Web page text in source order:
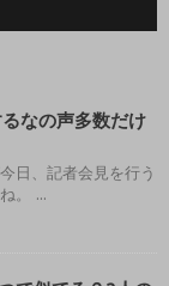
なの声多数だけ
日、記者会見を行う
。 ...